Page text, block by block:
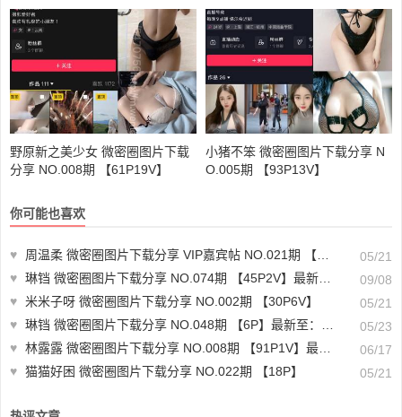
野原新之美少女 微密圈图片下载
分享 NO.008期 【61P19V】
小猪不笨 微密圈图片下载分享 N
O.005期 【93P13V】
你可能也喜欢
♥ 周温柔 微密圈图片下载分享 VIP嘉宾帖 NO.021期 【15P】
05/21
♥ 琳铛 微密圈图片下载分享 NO.074期 【45P2V】最新至：2024.9.6
09/08
♥ 米米子呀 微密圈图片下载分享 NO.002期 【30P6V】
05/21
♥ 琳铛 微密圈图片下载分享 NO.048期 【6P】最新至：2023.11.10
05/23
♥ 林露露 微密圈图片下载分享 NO.008期 【91P1V】最新至：2024.11.28
06/17
♥ 猫猫好困 微密圈图片下载分享 NO.022期 【18P】 05/21